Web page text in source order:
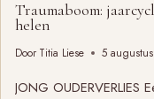
Traumaboom:
helen
Door Titia Liese 5
JONG